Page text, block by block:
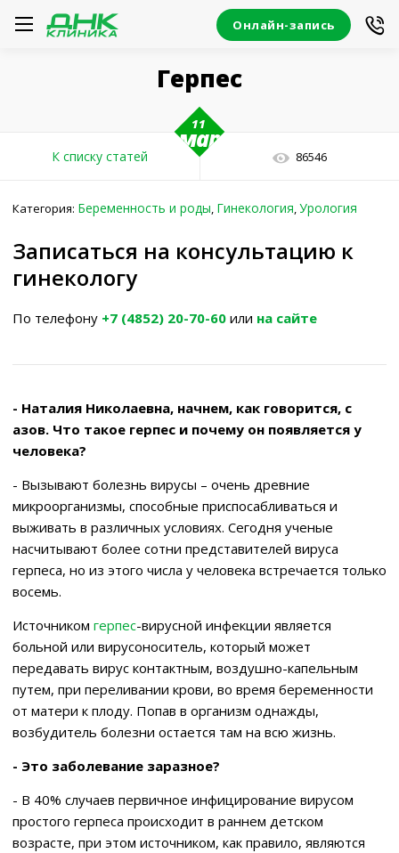
Онлайн-запись
Герпес
11
мар
К списку статей 86546
Категория: Беременность и роды, Гинекология,Урология
Записаться на консультацию к
гинекологу
По телефону +7 (4852) 20-70-60 или на сайте
- Наталия Николаевна, начнем, как говорится, с
азов. Что такое герпес и почему он появляется у
человека?
- Вызывают болезнь вирусы – очень древние
микроорганизмы, способные приспосабливаться и
выживать в различных условиях. Сегодня ученые
насчитывают более сотни представителей вируса
герпеса, но из этого числа у человека встречается только
восемь.
Источником герпес-вирусной инфекции является
больной или вирусоноситель, который может
передавать вирус контактным, воздушно-капельным
путем, при переливании крови, во время беременности
от матери к плоду. Попав в организм однажды,
возбудитель болезни остается там на всю жизнь.
- Это заболевание заразное?
- В 40% случаев первичное инфицирование вирусом
простого герпеса происходит в раннем детском
возрасте, при этом источником, как правило, являются